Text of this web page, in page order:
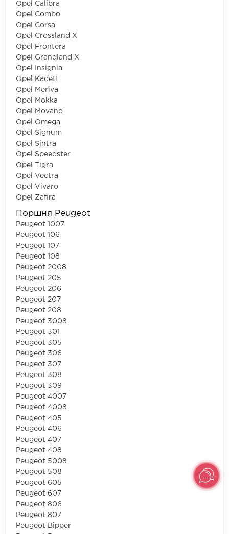
Opel Calibra
Opel Combo
Opel Corsa
Opel Crossland X
Opel Frontera
Opel Grandland X
Opel Insignia
Opel Kadett
Opel Meriva
Opel Mokka
Opel Movano
Opel Omega
Opel Signum
Opel Sintra
Opel Speedster
Opel Tigra
Opel Vectra
Opel Vivaro
Opel Zafira
Поршня Peugeot
Peugeot 1007
Peugeot 106
Peugeot 107
Peugeot 108
Peugeot 2008
Peugeot 205
Peugeot 206
Peugeot 207
Peugeot 208
Peugeot 3008
Peugeot 301
Peugeot 305
Peugeot 306
Peugeot 307
Peugeot 308
Peugeot 309
Peugeot 4007
Peugeot 4008
Peugeot 405
Peugeot 406
Peugeot 407
Peugeot 408
Peugeot 5008
Peugeot 508
Peugeot 605
Peugeot 607
Peugeot 806
Peugeot 807
Peugeot Bipper